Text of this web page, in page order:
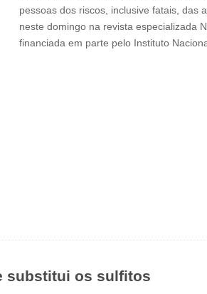
pessoas dos riscos, inclusive fatais, das
neste domingo na revista especializada
financiada em parte pelo Instituto
substitui os sulfitos